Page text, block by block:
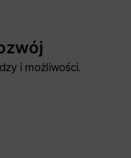
i możliwości.